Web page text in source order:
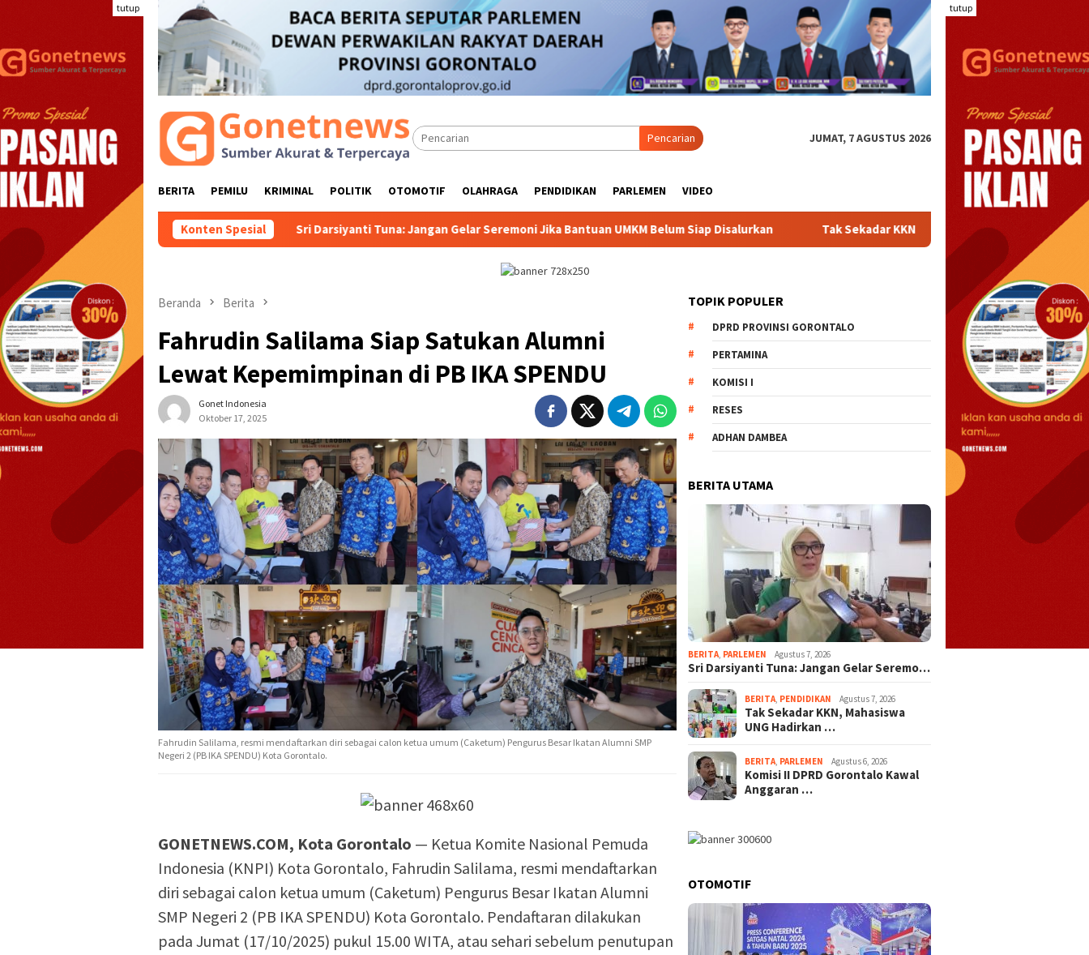
tutup tutup
Pencarian JUMAT, 7 AGUSTUS 2026
BERITA PEMILU KRIMINAL POLITIK OTOMOTIF OLAHRAGA PENDIDIKAN PARLEMEN VIDEO
Konten Spesial
Sri Darsiyanti Tuna: Jangan Gelar Seremoni Jika Bantuan UMKM Belum Siap Disalurkan Tak Sekadar KKN, Mahasiswa UNG Hadirkan Inovasi BUNGA SIAGA
Beranda Berita
Fahrudin Salilama Siap Satukan Alumni
Lewat Kepemimpinan di PB IKA SPENDU
Gonet Indonesia
Oktober 17, 2025
Fahrudin Salilama, resmi mendaftarkan diri sebagai calon ketua umum (Caketum) Pengurus Besar Ikatan Alumni SMP
Negeri 2 (PB IKA SPENDU) Kota Gorontalo.
GONETNEWS.COM, Kota Gorontalo — Ketua Komite Nasional Pemuda
Indonesia (KNPI) Kota Gorontalo, Fahrudin Salilama, resmi mendaftarkan
diri sebagai calon ketua umum (Caketum) Pengurus Besar Ikatan Alumni
SMP Negeri 2 (PB IKA SPENDU) Kota Gorontalo. Pendaftaran dilakukan
pada Jumat (17/10/2025) pukul 15.00 WITA, atau sehari sebelum penutupan
TOPIK POPULER
DPRD PROVINSI GORONTALO
PERTAMINA
KOMISI I
RESES
ADHAN DAMBEA
BERITA UTAMA
BERITA, PARLEMEN Agustus 7, 2026
Sri Darsiyanti Tuna: Jangan Gelar Seremo…
BERITA, PENDIDIKAN Agustus 7, 2026
Tak Sekadar KKN, Mahasiswa
UNG Hadirkan …
BERITA, PARLEMEN Agustus 6, 2026
Komisi II DPRD Gorontalo Kawal
Anggaran …
OTOMOTIF